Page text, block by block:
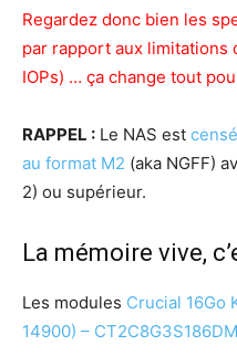
Regardez donc bien les
par rapport aux limitations
IOPs) … ça change tout
RAPPEL : Le NAS est
au format M2 (aka NGFF)
2) ou supérieur.
La mémoire vive,
Les modules Crucial 16Go
14900) – CT2C8G3S186DM